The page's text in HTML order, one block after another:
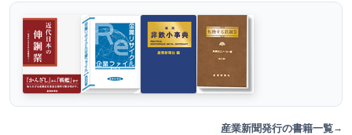
産業新聞発行の書籍一覧